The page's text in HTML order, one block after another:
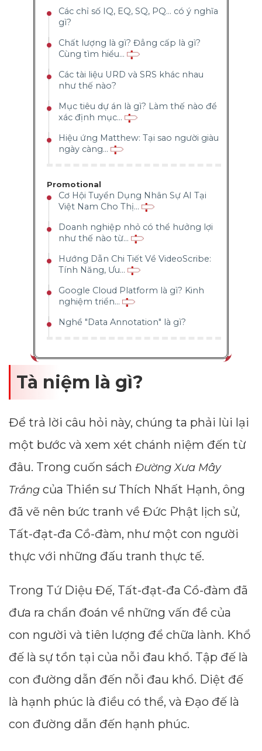
Các chỉ số IQ, EQ, SQ, PQ... có ý nghĩa
gì?
Chất lượng là gì? Đẳng cấp là gì?
Cùng tìm hiểu...
Các tài liệu URD và SRS khác nhau
như thế nào?
Mục tiêu dự án là gì? Làm thế nào để
xác định mục...
Hiệu ứng Matthew: Tại sao người giàu
ngày càng...
Promotional
Cơ Hội Tuyển Dụng Nhân Sự AI Tại
Việt Nam Cho Thị...
Doanh nghiệp nhỏ có thể hưởng lợi
như thế nào từ...
Hướng Dẫn Chi Tiết Về VideoScribe:
Tính Năng, Ưu...
Google Cloud Platform là gì? Kinh
nghiệm triển...
Nghề "Data Annotation" là gì?
Tà niệm là gì?
Để trả lời câu hỏi này, chúng ta phải lùi lại
một bước và xem xét chánh niệm đến từ
đâu. Trong cuốn sách Đường Xưa Mây
Trắng của Thiền sư Thích Nhất Hạnh, ông
đã vẽ nên bức tranh về Đức Phật lịch sử,
Tất-đạt-đa Cồ-đàm, như một con người
thực với những đấu tranh thực tế.
Trong Tứ Diệu Đế, Tất-đạt-đa Cồ-đàm đã
đưa ra chẩn đoán về những vấn đề của
con người và tiên lượng để chữa lành. Khổ
đế là sự tồn tại của nỗi đau khổ. Tập đế là
con đường dẫn đến nỗi đau khổ. Diệt đế
là hạnh phúc là điều có thể, và Đạo đế là
con đường dẫn đến hạnh phúc.
--